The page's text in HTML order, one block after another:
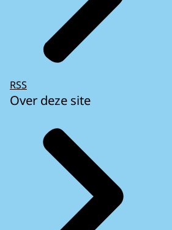
RSS
Over deze site